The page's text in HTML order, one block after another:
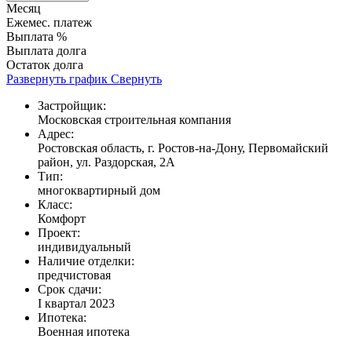
Месяц
Ежемес. платеж
Выплата %
Выплата долга
Остаток долга
Развернуть график Свернуть
Застройщик:
Московская строительная компания
Адрес:
Ростовская область, г. Ростов-на-Дону, Первомайский
район, ул. Раздорская, 2А
Тип:
многоквартирный дом
Класс:
Комфорт
Проект:
индивидуальный
Наличие отделки:
предчистовая
Срок сдачи:
I квартал 2023
Ипотека:
Военная ипотека